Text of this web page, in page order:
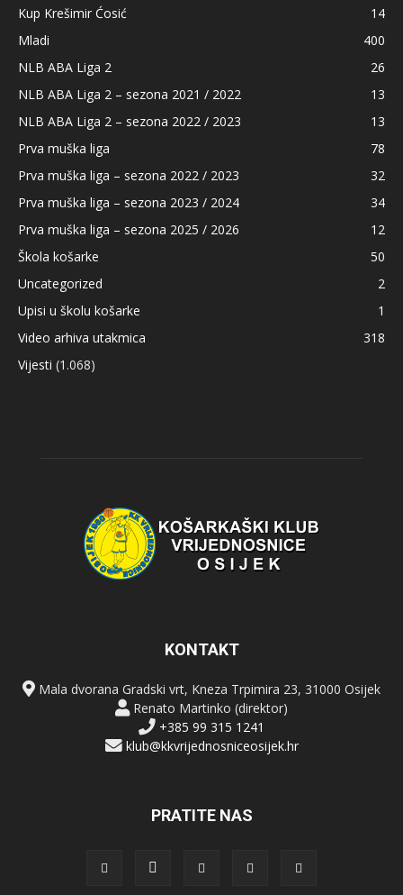
Kup Krešimir Ćosić
14
Mladi
400
NLB ABA Liga 2
26
NLB ABA Liga 2 – sezona 2021 / 2022
13
NLB ABA Liga 2 – sezona 2022 / 2023
13
Prva muška liga
78
Prva muška liga – sezona 2022 / 2023
32
Prva muška liga – sezona 2023 / 2024
34
Prva muška liga – sezona 2025 / 2026
12
Škola košarke
50
Uncategorized
2
Upisi u školu košarke
1
Video arhiva utakmica
318
Vijesti (1.068)
KONTAKT
Mala dvorana Gradski vrt, Kneza Trpimira 23, 31000 Osijek
Renato Martinko (direktor)
+385 99 315 1241
klub@kkvrijednosniceosijek.hr
PRATITE NAS